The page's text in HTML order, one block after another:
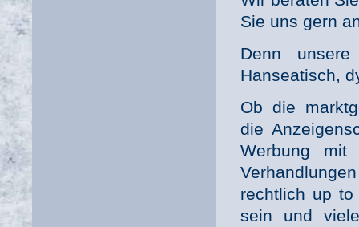
Sie uns gern
Denn
Hanseatisch,
Ob die
die
Werbung mit
rechtlich up to
sein und